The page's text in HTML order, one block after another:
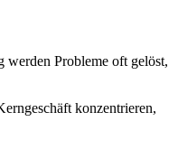
Probleme oft gelöst,
konzentrieren,